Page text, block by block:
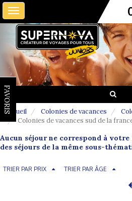
Toggle
navigation
FAVORIS
Accueil Colonies de vacances
Colonies de vacances sud de la
Aucun séjour ne correspond à
des séjours de la même sous-
TRIER PAR PRIX TRIER PAR ÂGE